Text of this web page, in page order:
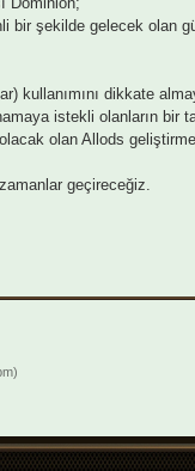
bir şekilde gelecek olan
kullanımını dikkate
istekli olanların bir
olan Allods
geçireceğiz.